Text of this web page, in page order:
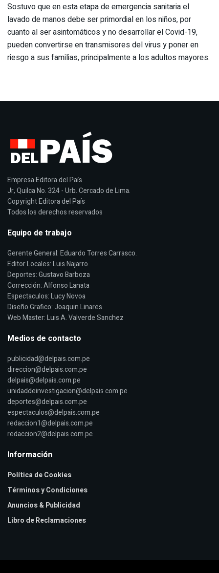
Sostuvo que en esta etapa de emergencia sanitaria el
lavado de manos debe ser primordial en los niños, por
cuanto al ser asintomáticos y no desarrollar el Covid-19,
pueden convertirse en transmisores del virus y poner en
riesgo a sus familias, principalmente a los adultos mayores.
Empresa Editora del País
Jr, Quilca No. 324 - Urb. Cercado de Lima.
Copyright Editora del País
Todos los derechos reservados
Equipo de trabajo
Gerente General: Eduardo Torres Carrasco.
Editor Locales: Luis Najarro
Deportes: Gustavo Barboza
Corrección: Alfonso Lanata
Espectaculos: Lucy Novoa
Diseño Grafico: Joaquin Linares
Web Master: Luis A. Valverde Sanchez
Medios de contacto
publicidad@delpais.com.pe
direccion@delpais.com.pe
delpais@delpais.com.pe
unidaddeinvestigacion@delpais.com.pe
deportes@delpais.com.pe
espectaculos@delpais.com.pe
redaccion1@delpais.com.pe
redaccion2@delpais.com.pe
Información
Política de Cookies
Términos y Condiciones
Anuncios & Publicidad
Libro de Reclamaciones